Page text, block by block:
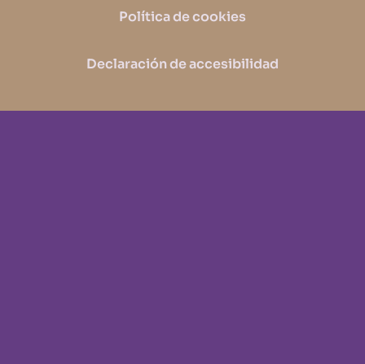
Política de cookies
Declaración de accesibilidad